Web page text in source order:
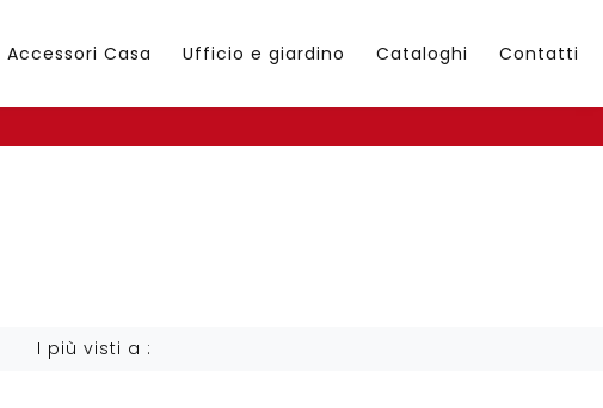
Accessori Casa Ufficio e giardino Cataloghi Contatti
I più visti a :